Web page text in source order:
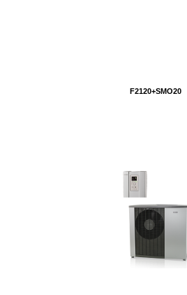
F2120+SMO20